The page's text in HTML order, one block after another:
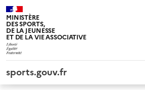
MINISTÈRE
DES SPORTS,
DE LA JEUNESSE
ET DE LA VIE ASSOCIATIVE
sports.gouv.fr
Panneau de gestion des cookies